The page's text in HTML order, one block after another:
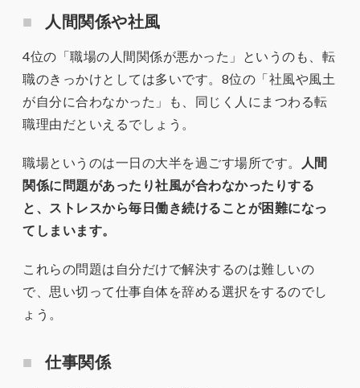
人間関係や社風
4位の「職場の人間関係が悪かった」というのも、転
職のきっかけとしては多いです。8位の「社風や風土
が自分に合わなかった」も、同じく人にまつわる転
職理由だといえるでしょう。
職場というのは一日の大半を過ごす場所です。
人間
関係に問題があったり社風が合わなかったりする
と、ストレスから毎日働き続けることが困難になっ
てしまいます。
これらの問題は自分だけで解決するのは難しいの
で、思い切って仕事自体を辞める選択をするのでし
ょう。
仕事関係